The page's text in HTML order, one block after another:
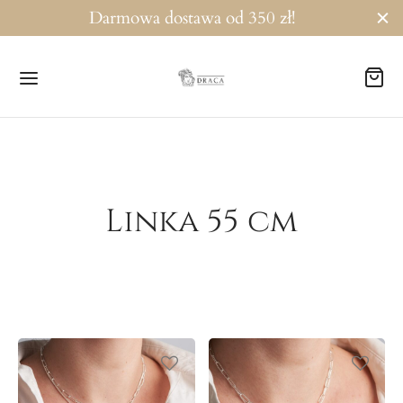
Darmowa dostawa od 350 zł!
Linka 55 cm